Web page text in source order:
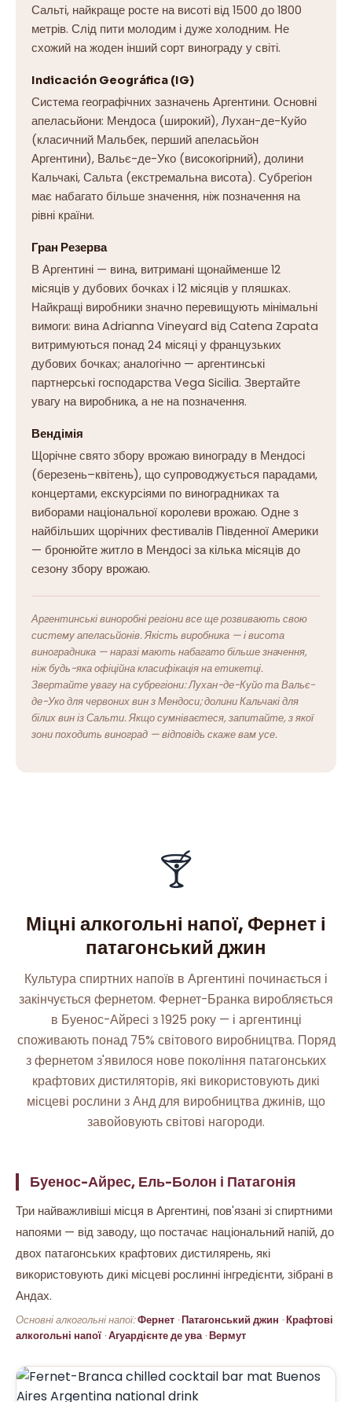
Сальті, найкраще росте на висоті від 1500 до 1800
метрів. Слід пити молодим і дуже холодним. Не
схожий на жоден інший сорт винограду у світі.
Indicación Geográfica (IG)
Система географічних зазначень Аргентини. Основні
апеласьйони: Мендоса (широкий), Лухан-де-Куйо
(класичний Мальбек, перший апеласьйон
Аргентини), Вальє-де-Уко (високогірний), долини
Кальчакі, Сальта (екстремальна висота). Субрегіон
має набагато більше значення, ніж позначення на
рівні країни.
Гран Резерва
В Аргентині — вина, витримані щонайменше 12
місяців у дубових бочках і 12 місяців у пляшках.
Найкращі виробники значно перевищують мінімальні
вимоги: вина Adrianna Vineyard від Catena Zapata
витримуються понад 24 місяці у французьких
дубових бочках; аналогічно — аргентинські
партнерські господарства Vega Sicilia. Звертайте
увагу на виробника, а не на позначення.
Вендімія
Щорічне свято збору врожаю винограду в Мендосі
(березень–квітень), що супроводжується парадами,
концертами, екскурсіями по виноградниках та
виборами національної королеви врожаю. Одне з
найбільших щорічних фестивалів Південної Америки
— бронюйте житло в Мендосі за кілька місяців до
сезону збору врожаю.
Аргентинські виноробні регіони все ще розвивають свою
систему апеласьйонів. Якість виробника — і висота
виноградника — наразі мають набагато більше значення,
ніж будь-яка офіційна класифікація на етикетці.
Звертайте увагу на субрегіони: Лухан-де-Куйо та Вальє-
де-Уко для червоних вин з Мендоси; долини Кальчакі для
білих вин із Сальти. Якщо сумніваєтеся, запитайте, з якої
зони походить виноград — відповідь скаже вам усе.
🍸
Міцні алкогольні напої, Фернет і
патагонський джин
Культура спиртних напоїв в Аргентині починається і
закінчується фернетом. Фернет-Бранка виробляється
в Буенос-Айресі з 1925 року — і аргентинці
споживають понад 75% світового виробництва. Поряд
з фернетом з'явилося нове покоління патагонських
крафтових дистиляторів, які використовують дикі
місцеві рослини з Анд для виробництва джинів, що
завойовують світові нагороди.
Буенос-Айрес, Ель-Болон і Патагонія
Три найважливіші місця в Аргентині, пов'язані зі спиртними
напоями — від заводу, що постачає національний напій, до
двох патагонських крафтових дистилярень, які
використовують дикі місцеві рослинні інгредієнти, зібрані в
Андах.
Основні алкогольні напої:Фернет ·Патагонський джин ·Крафтові
алкогольні напої ·Агуардієнте де ува·Вермут